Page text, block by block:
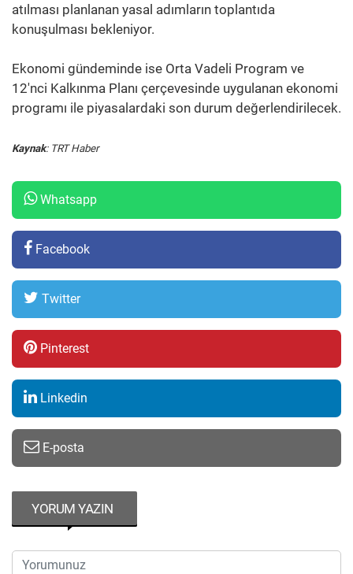
atılması planlanan yasal adımların toplantıda
konuşulması bekleniyor.
Ekonomi gündeminde ise Orta Vadeli Program ve
12'nci Kalkınma Planı çerçevesinde uygulanan ekonomi
programı ile piyasalardaki son durum değerlendirilecek.
Kaynak: TRT Haber
Whatsapp
Facebook
Twitter
Pinterest
Linkedin
E-posta
YORUM YAZIN